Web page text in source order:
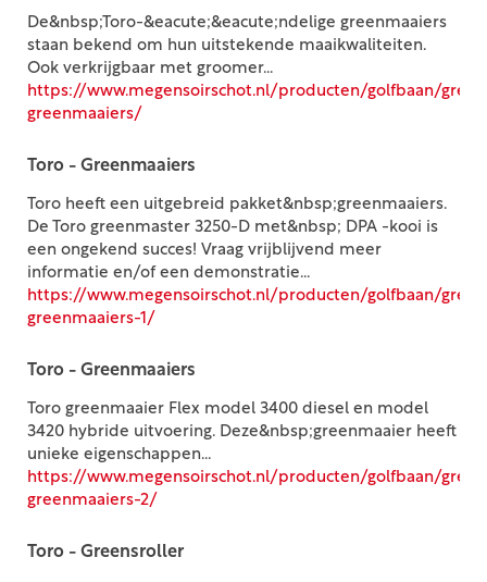
De&nbsp;Toro-&eacute;&eacute;ndelige greenmaaiers
staan bekend om hun uitstekende maaikwaliteiten.
Ook verkrijgbaar met groomer...
https://www.megensoirschot.nl/producten/golfbaan/
greenmaaiers/
Toro - Greenmaaiers
Toro heeft een uitgebreid pakket&nbsp;greenmaaiers.
De Toro greenmaster 3250-D met&nbsp; DPA -kooi is
een ongekend succes! Vraag vrijblijvend meer
informatie en/of een demonstratie...
https://www.megensoirschot.nl/producten/golfbaan/
greenmaaiers-1/
Toro - Greenmaaiers
Toro greenmaaier Flex model 3400 diesel en model
3420 hybride uitvoering. Deze&nbsp;greenmaaier heeft
unieke eigenschappen...
https://www.megensoirschot.nl/producten/golfbaan/
greenmaaiers-2/
Toro - Greensroller